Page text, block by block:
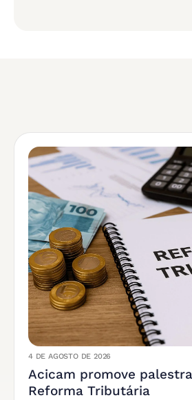
4 DE AGOSTO DE 2026
Acicam promove
Reforma Tributária